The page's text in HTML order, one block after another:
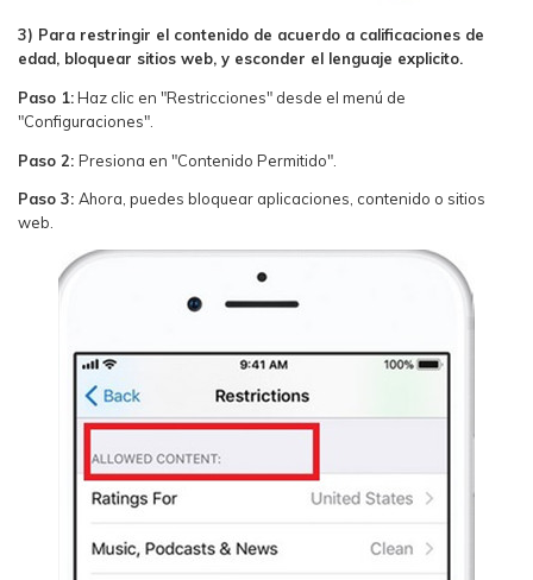
3) Para restringir el contenido de acuerdo a calificaciones de
edad, bloquear sitios web, y esconder el lenguaje explicito.
Paso 1: Haz clic en "Restricciones" desde el menú de
"Configuraciones".
Paso 2: Presiona en "Contenido Permitido".
Paso 3: Ahora, puedes bloquear aplicaciones, contenido o sitios
web.